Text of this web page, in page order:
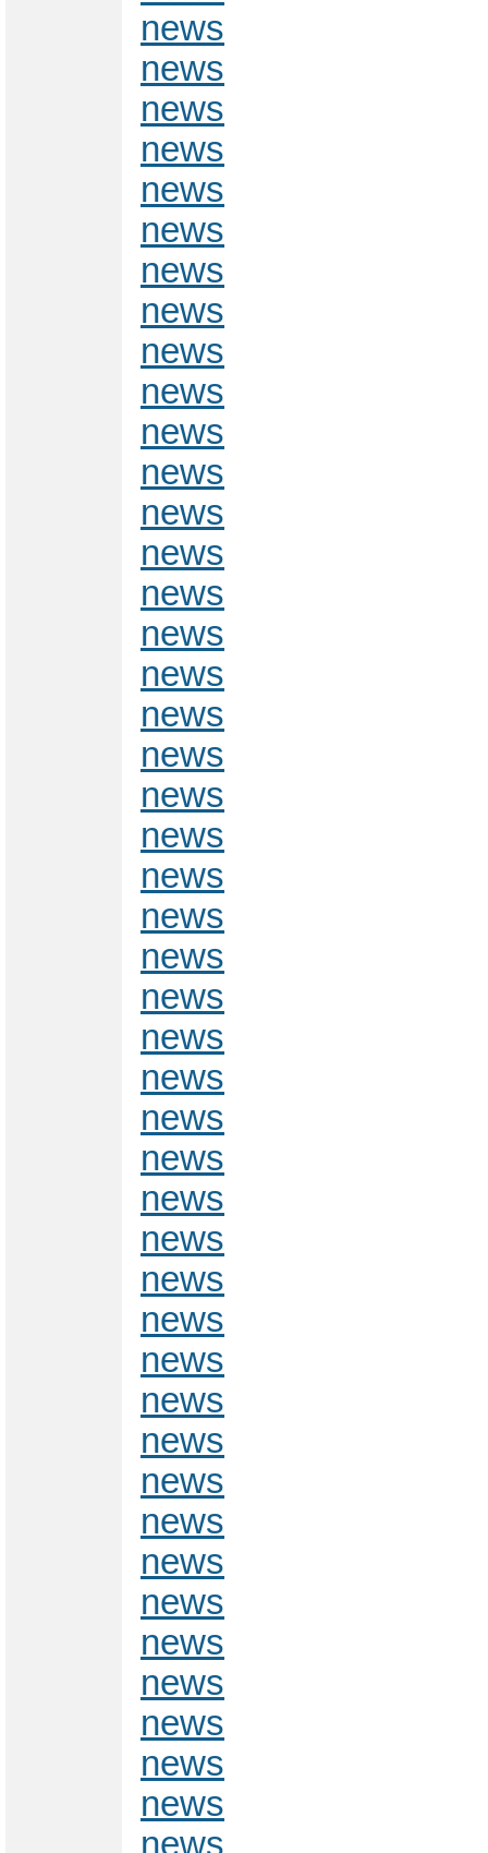
news
news
news
news
news
news
news
news
news
news
news
news
news
news
news
news
news
news
news
news
news
news
news
news
news
news
news
news
news
news
news
news
news
news
news
news
news
news
news
news
news
news
news
news
news
news